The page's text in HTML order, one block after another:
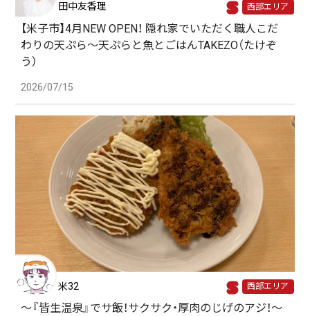
田中友香理 西部エリア
【米子市】4月NEW OPEN！ 隠れ家でいただく職人こだ
わりの天ぷら～天ぷらと魚とごはんTAKEZO（たけぞ
う）
2026/07/15
米32 西部エリア
〜『皆生温泉』でサ飯！サクサク・厚肉のじげのアジ！〜